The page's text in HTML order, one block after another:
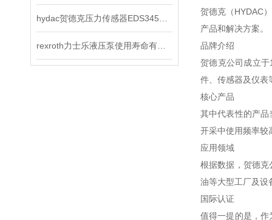
贺德克（HYDAC
产品和解决方案。
品牌介绍
贺德克公司成立
件、传感器及仪表
核心产品
其中代表性的产
开采中使用频率较
应用领域
根据数据，贺德
油等大型工厂及设
国际认证
值得一提的是，